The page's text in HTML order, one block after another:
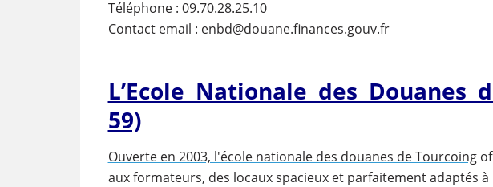
Téléphone : 09.70.28.25.10
Contact email : enbd@douane.finances.gouv.fr
L’Ecole Nationale des Douanes
59)
Ouverte en 2003, l'école nationale des douanes de Tourcoing
aux formateurs, des locaux spacieux et parfaitement adaptés